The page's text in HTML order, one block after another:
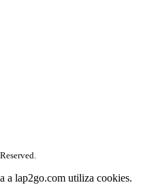
a lap2go.com utiliza cookies.